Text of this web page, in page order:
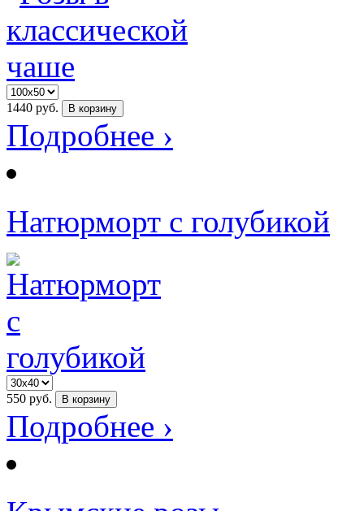
1440 руб. В корзину
Подробнее ›
Натюрморт с голубикой
550 руб. В корзину
Подробнее ›